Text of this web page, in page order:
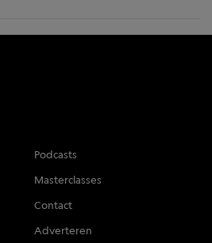
Podcasts
Masterclasses
Contact
Adverteren